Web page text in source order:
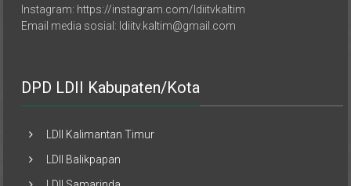
Instagram: https://instagram.com/ldiitvkaltim
Email media sosial: ldiitv.kaltim@gmail.com
DPD LDII Kabupaten/Kota
LDII Kalimantan Timur
LDII Balikpapan